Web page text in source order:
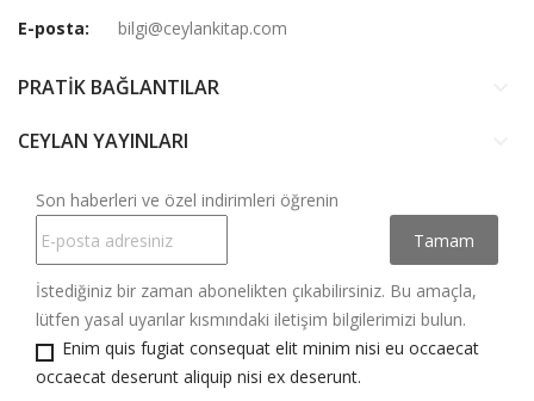
E-posta:
bilgi@ceylankitap.com
PRATİK BAĞLANTILAR
CEYLAN YAYINLARI
Son haberleri ve özel indirimleri öğrenin
İstediğiniz bir zaman abonelikten çıkabilirsiniz. Bu amaçla,
lütfen yasal uyarılar kısmındaki iletişim bilgilerimizi bulun.
Enim quis fugiat consequat elit minim nisi eu occaecat
occaecat deserunt aliquip nisi ex deserunt.